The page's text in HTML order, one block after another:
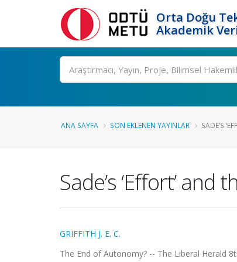
Orta Doğu
Akademik
Ara
ANA SAYFA SON EKLENEN YAYINLAR SADE’S
Sade’s ‘Effort’
GRIFFITH J. E. C.
The End of Autonomy? -- The Liberal Herald